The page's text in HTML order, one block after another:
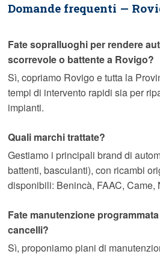
Domande frequenti —
Fate sopralluoghi per rendere
scorrevole o battente a Rovigo?
Sì, copriamo Rovigo e tutta la
tempi di intervento rapidi sia per
impianti.
Quali marchi trattate?
Gestiamo i principali brand di
battenti, basculanti), con ricambi
disponibili: Benincà, FAAC, Came,
Fate manutenzione
cancelli?
Sì, proponiamo piani di